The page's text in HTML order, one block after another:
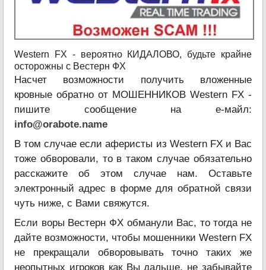
Western FX - вероятно КИДАЛОВО, будьте крайне
осторожны с Вестерн ФХ
Насчет возможности получить вложенные
кровные обратно от МОШЕННИКОВ Western FX -
пишите сообщение на е-майл:
info@orabote.name
В том случае если аферисты из Western FX и Вас
тоже обворовали, то в таком случае обязательно
расскажите об этом случае нам. Оставьте
электронный адрес в форме для обратной связи
чуть ниже, с Вами свяжутся.
Если воры Вестерн ФХ обманули Вас, то тогда не
дайте возможности, чтобы мошенники Western FX
не прекращали обворовывать точно таких же
неопытных игроков как Вы дальше, не забывайте